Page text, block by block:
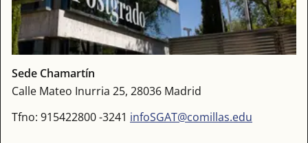
Sede Chamartín
Calle Mateo Inurria 25, 28036 Madrid
Tfno: 915422800 -3241 infoSGAT@comillas.edu